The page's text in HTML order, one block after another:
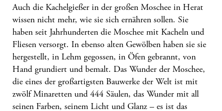
Auch die Kachelgießer in der großen Moschee in Herat
wissen nicht mehr, wie sie sich ernähren sollen. Sie
haben seit Jahrhunderten die Moschee mit Kacheln und
Fliesen versorgt. In ebenso alten Gewölben haben sie sie
hergestellt, in Lehm gegossen, in Öfen gebrannt, von
Hand grundiert und bemalt. Das Wunder der Moschee,
die eines der großartigsten Bauwerke der Welt ist mit
zwölf Minaretten und 444 Säulen, das Wunder mit all
seinen Farben, seinem Licht und Glanz – es ist das